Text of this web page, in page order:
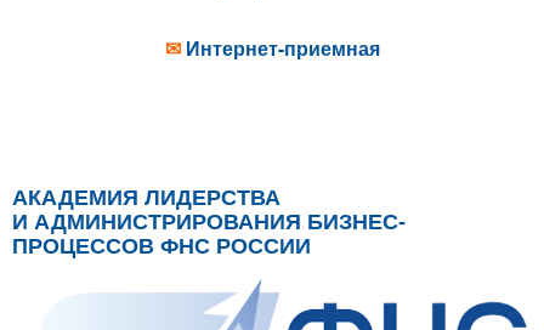
✉ Интернет-приемная
АКАДЕМИЯ ЛИДЕРСТВА
И АДМИНИСТРИРОВАНИЯ БИЗНЕС-
ПРОЦЕССОВ ФНС РОССИИ